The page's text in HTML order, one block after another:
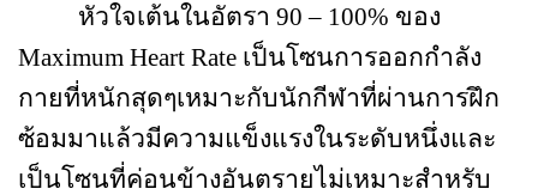
หัวใจเต้นในอัตรา 90– 100% ของ
Maximum Heart Rate เป็นโซนการออกกำลัง
กายที่หนักสุดๆเหมาะกับนักกีฬาที่ผ่านการฝึก
ซ้อมมาแล้วมีความแข็งแรงในระดับหนึ่งและ
เป็นโซนที่ค่อนข้างอันตรายไม่เหมาะสำหรับ